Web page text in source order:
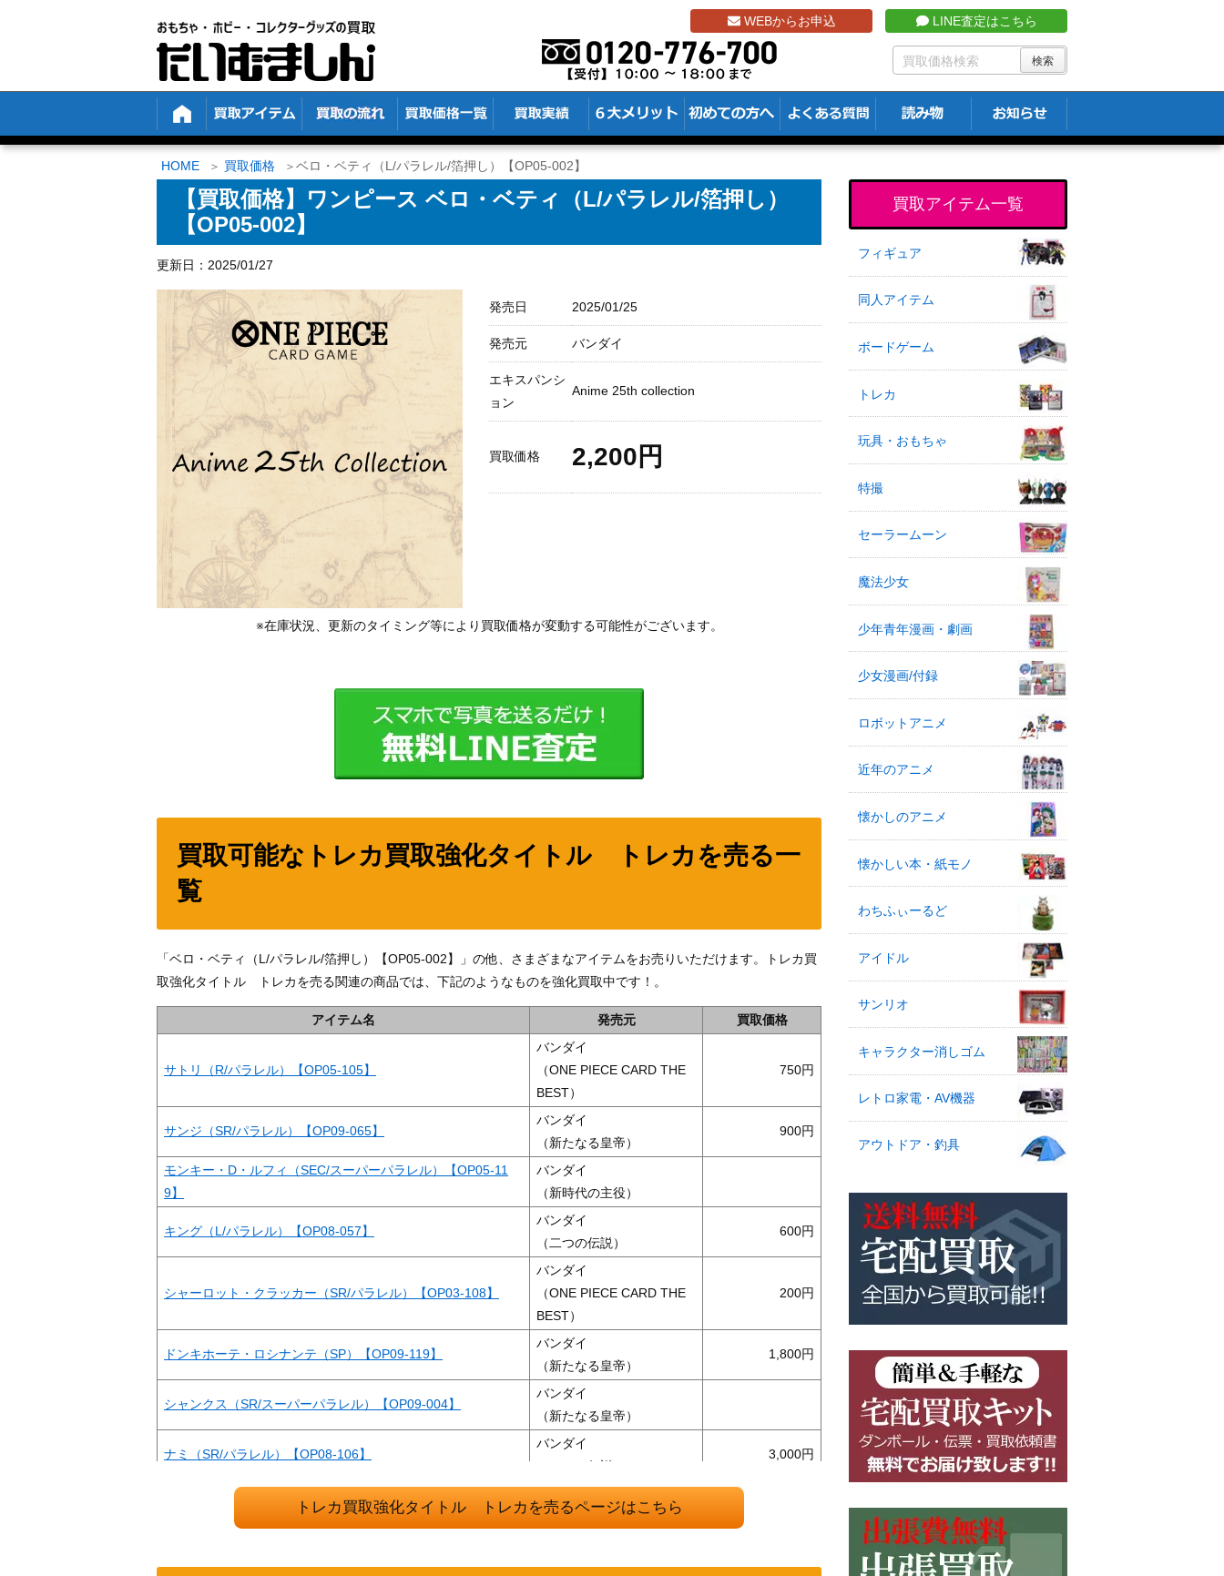
WEBからお申込 LINE査定はこちら
HOME 買取価格 ベロ・ベティ（L/パラレル/箔押し）【OP05-002】
【買取価格】ワンピース ベロ・ベティ（L/パラレル/箔押し）
【OP05-002】
更新日：2025/01/27
発売日 2025/01/25
発売元 バンダイ
エキスパンシ
ョン
Anime 25th collection
買取価格 2,200円
※在庫状況、更新のタイミング等により買取価格が変動する可能性がございます。
買取可能なトレカ買取強化タイトル トレカを売る一
覧
「ベロ・ベティ（L/パラレル/箔押し）【OP05-002】」の他、さまざまなアイテムをお売りいただけます。トレカ買
取強化タイトル トレカを売る関連の商品では、下記のようなものを強化買取中です！。
アイテム名 発売元 買取価格
サトリ（R/パラレル）【OP05-105】
バンダイ
（ONE PIECE CARD THE
BEST）
750
サンジ（SR/パラレル）【OP09-065】
バンダイ
（新たなる皇帝）
900
モンキー・D・ルフィ（SEC/スーパーパラレル）【OP05-11
9】
バンダイ
（新時代の主役）
キング（L/パラレル）【OP08-057】
バンダイ
（二つの伝説）
600
シャーロット・クラッカー（SR/パラレル）【OP03-108】
バンダイ
（ONE PIECE CARD THE
BEST）
200
ドンキホーテ・ロシナンテ（SP）【OP09-119】
バンダイ
（新たなる皇帝）
1,800
シャンクス（SR/スーパーパラレル）【OP09-004】
バンダイ
（新たなる皇帝）
ナミ（SR/パラレル）【OP08-106】
バンダイ
（二つの伝説）
3,000
ユースタス・キッド（SR/パラレル）【OP01-051】
（ROMANCE DAWN）
（新たなる皇帝）
トレカ買取強化タイトル トレカを売るページはこちら
買取アイテム一覧
フィギュア
同人アイテム
ボードゲーム
トレカ
玩具・おもちゃ
特撮
セーラームーン
魔法少女
少年青年漫画・劇画
少女漫画/付録
ロボットアニメ
近年のアニメ
懐かしのアニメ
懐かしい本・紙モノ
わちふぃーるど
アイドル
サンリオ
キャラクター消しゴム
レトロ家電・AV機器
アウトドア・釣具